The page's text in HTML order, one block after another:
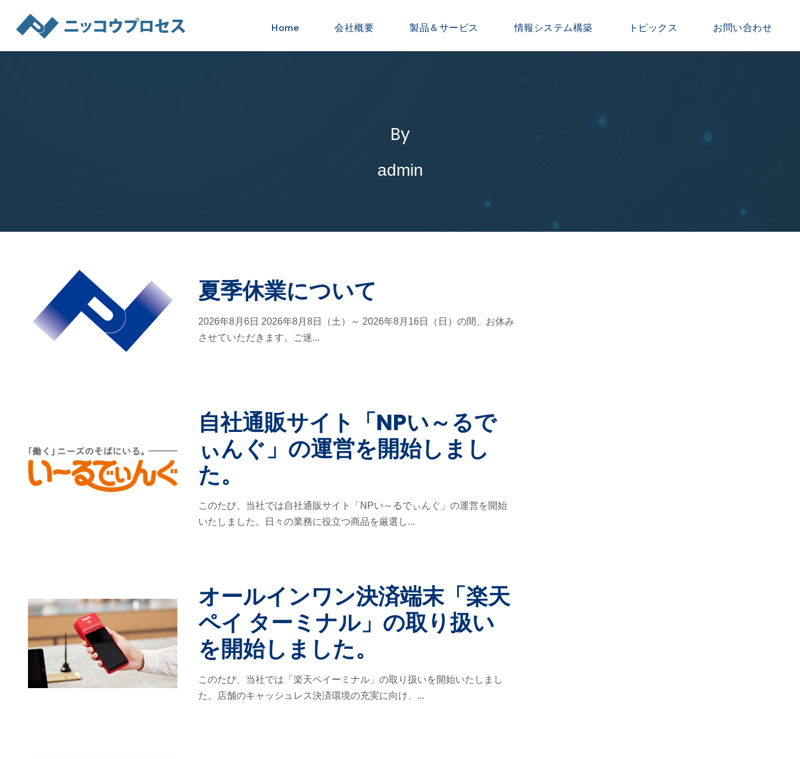
Home 会社概要 製品＆サービス 情報システム構築 トピックス お問い合わせ
By
admin
夏季休業について
2026年8月6日 2026年8月8日（土）～ 2026年8月16日（日）の間、お休み
させていただきます。ご迷...
自社通販サイト「NPい～るで
ぃんぐ」の運営を開始しまし
た。
このたび、当社では自社通販サイト「NPい～るでぃんぐ」の運営を開始
いたしました。日々の業務に役立つ商品を厳選し...
オールインワン決済端末「楽天
ペイ ターミナル」の取り扱い
を開始しました。
このたび、当社では「楽天ペイーミナル」の取り扱いを開始いたしまし
た。店舗のキャッシュレス決済環境の充実に向け、...